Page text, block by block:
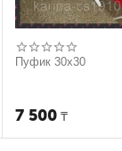
Пуфик 30х30
7 500 ₸